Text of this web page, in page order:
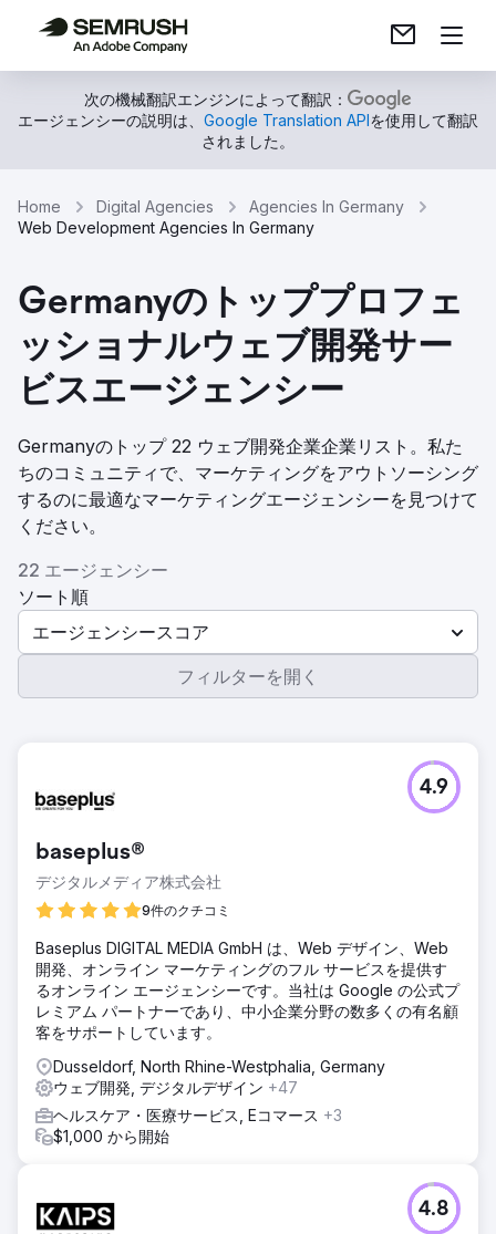
次の機械翻訳エンジンによって翻訳：
エージェンシーの説明は、 Google Translation APIを使用して翻訳
されました。
Home Digital Agencies
Agencies In Germany
Web Development Agencies In Germany
Germanyのトッププロフェ
ッショナルウェブ開発サー
ビスエージェンシー
Germanyのトップ 22 ウェブ開発企業企業リスト。私た
ちのコミュニティで、マーケティングをアウトソーシング
するのに最適なマーケティングエージェンシーを見つけて
ください。
22 エージェンシー
ソート順
エージェンシースコア
フィルターを開く
baseplus®
デジタルメディア株式会社
9件のクチコミ
4.9
Baseplus DIGITAL MEDIA GmbH は、Web デザイン、Web
開発、オンライン マーケティングのフル サービスを提供す
るオンライン エージェンシーです。当社は Google の公式プ
レミアム パートナーであり、中小企業分野の数多くの有名顧
客をサポートしています。
Dusseldorf, North Rhine-Westphalia, Germany
ウェブ開発, デジタルデザイン +47
ヘルスケア・医療サービス, Eコマース +3
$1,000 から開始
4.8